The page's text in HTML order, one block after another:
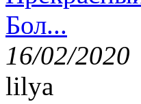
Бол...
16/02/2020
lilya